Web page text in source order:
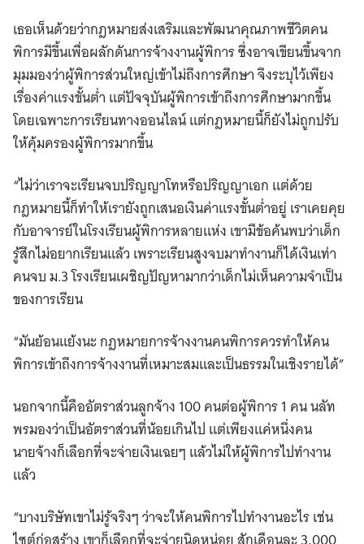
เธอเห็นด้วยว่ากฎหมายส่งเสริมและพัฒนาคุณภาพชีวิตคน
พิการมีขึ้นเพื่อผลักดันการจ้างงานผู้พิการ ซึ่งอาจเขียนขึ้นจาก
มุมมองว่าผู้พิการส่วนใหญ่เข้าไม่ถึงการศึกษา จึงระบุไว้เพียง
เรื่องค่าแรงขั้นต่ำ แต่ปัจจุบันผู้พิการเข้าถึงการศึกษามากขึ้น
โดยเฉพาะการเรียนทางออนไลน์ แต่กฎหมายนี้ก็ยังไม่ถูกปรับ
ให้คุ้มครองผู้พิการมากขึ้น
“ไม่ว่าเราจะเรียนจบปริญญาโทหรือปริญญาเอก แต่ด้วย
กฎหมายนี้ก็ทำให้เรายังถูกเสนอเงินค่าแรงขั้นต่ำอยู่ เราเคยคุย
กับอาจารย์ในโรงเรียนผู้พิการหลายแห่ง เขามีข้อค้นพบว่าเด็ก
รู้สึกไม่อยากเรียนแล้ว เพราะเรียนสูงจบมาทำงานก็ได้เงินเท่า
คนจบ ม.3 โรงเรียนเผชิญปัญหามากว่าเด็กไม่เห็นความจำเป็น
ของการเรียน
“มันย้อนแย้งนะ กฎหมายการจ้างงานคนพิการควรทำให้คน
พิการเข้าถึงการจ้างงานที่เหมาะสมและเป็นธรรมในเชิงรายได้”
นอกจากนี้คืออัตราส่วนลูกจ้าง 100 คนต่อผู้พิการ 1 คน นลัท
พรมองว่าเป็นอัตราส่วนที่น้อยเกินไป แต่เพียงแค่หนึ่งคน
นายจ้างก็เลือกที่จะจ่ายเงินเฉยๆ แล้วไม่ให้ผู้พิการไปทำงาน
แล้ว
“บางบริษัทเขาไม่รู้จริงๆ ว่าจะให้คนพิการไปทำงานอะไร เช่น